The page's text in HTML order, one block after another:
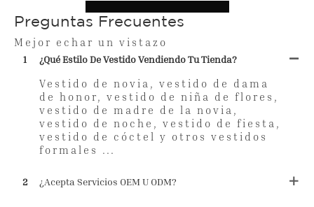
Preguntas Frecuentes
Mejor echar un vistazo
1 ¿Qué Estilo De Vestido Vendiendo Tu Tienda?
Vestido de novia, vestido de dama
de honor, vestido de niña de flores,
vestido de madre de la novia,
vestido de noche, vestido de fiesta,
vestido de cóctel y otros vestidos
formales ...
2 ¿Acepta Servicios OEM U ODM?